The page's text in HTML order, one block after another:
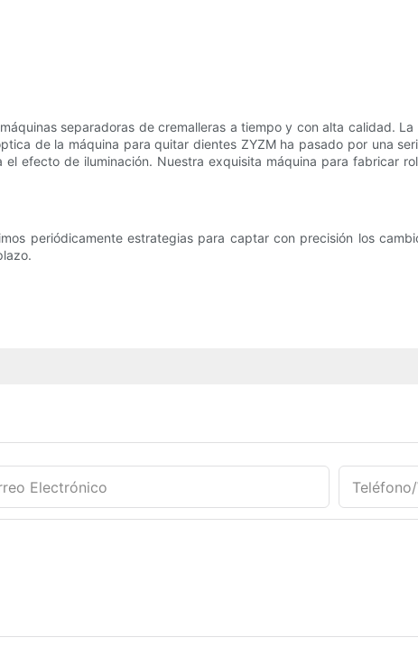
separadoras de cremalleras a tiempo y con alta calidad.
de la máquina para quitar dientes ZYZM ha pasado por una
efecto de iluminación. Nuestra exquisita máquina para fabricar
periódicamente estrategias para captar con precisión los
Electrónico